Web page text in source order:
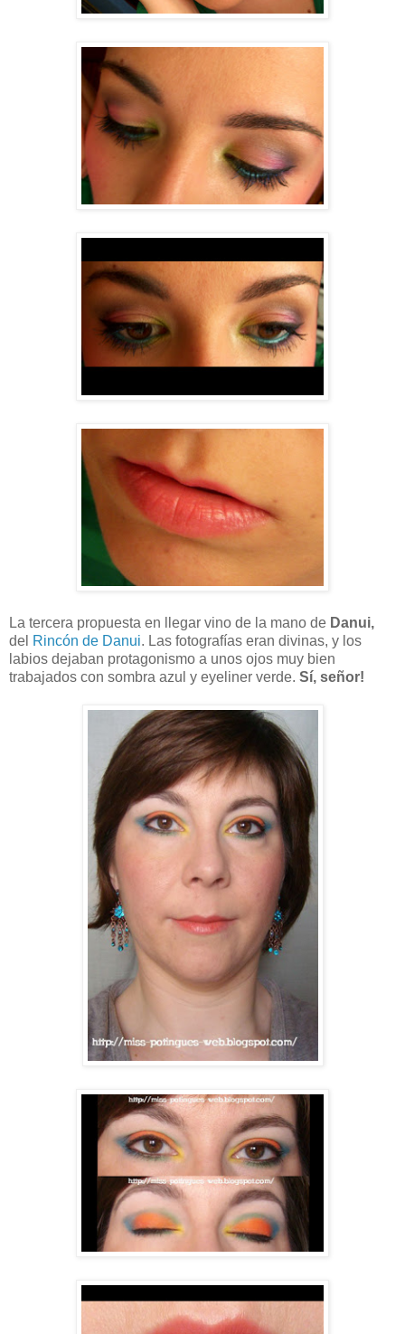
La tercera propuesta en llegar vino de la mano de Danui,
del Rincón de Danui. Las fotografías eran divinas, y los
labios dejaban protagonismo a unos ojos muy bien
trabajados con sombra azul y eyeliner verde. Sí, señor!